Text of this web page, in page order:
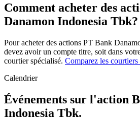
Comment acheter des
Danamon Indonesia Tbk?
Pour acheter des actions PT Bank
devez avoir un compte titre, soit dans
courtier spécialisé. Comparez les
Calendrier
Événements sur l'action
Indonesia Tbk.